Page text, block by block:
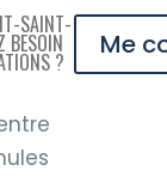
SAINT-
BESOIN
?
Me